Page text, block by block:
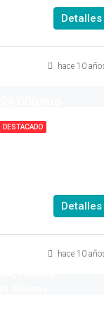
Detalles
hace 10
DESTACADO
Detalles
hace 10